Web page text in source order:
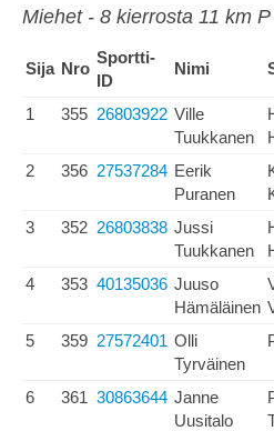
Miehet - 8 kierrosta 11 km P
Sija Nro
Sportti-
ID
Nimi
1 355 26803922 Ville
Tuukkanen
2 356 27537284 Eerik
Puranen
3 352 26803838 Jussi
Tuukkanen
4 353 40135036 Juuso
Hämäläinen
5 359 27572401 Olli
Tyrväinen
6 361 30863644 Janne
Uusitalo